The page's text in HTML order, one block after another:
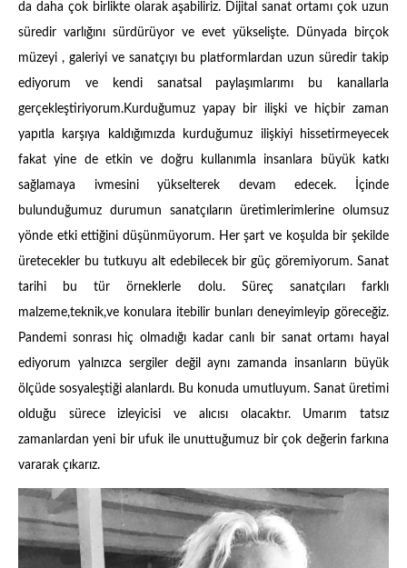
da daha çok birlikte olarak aşabiliriz. Dijital sanat ortamı çok uzun
süredir varlığını sürdürüyor ve evet yükselişte. Dünyada birçok
müzeyi , galeriyi ve sanatçıyı bu platformlardan uzun süredir takip
ediyorum ve kendi sanatsal paylaşımlarımı bu kanallarla
gerçekleştiriyorum.Kurduğumuz yapay bir ilişki ve hiçbir zaman
yapıtla karşıya kaldığımızda kurduğumuz ilişkiyi hissetirmeyecek
fakat yine de etkin ve doğru kullanımla insanlara büyük katkı
sağlamaya ivmesini yükselterek devam edecek. İçinde
bulunduğumuz durumun sanatçıların üretimlerimlerine olumsuz
yönde etki ettiğini düşünmüyorum. Her şart ve koşulda bir şekilde
üretecekler bu tutkuyu alt edebilecek bir güç göremiyorum. Sanat
tarihi bu tür örneklerle dolu. Süreç sanatçıları farklı
malzeme,teknik,ve konulara itebilir bunları deneyimleyip göreceğiz.
Pandemi sonrası hiç olmadığı kadar canlı bir sanat ortamı hayal
ediyorum yalnızca sergiler değil aynı zamanda insanların büyük
ölçüde sosyaleştiği alanlardı. Bu konuda umutluyum. Sanat üretimi
olduğu sürece izleyicisi ve alıcısı olacaktır. Umarım tatsız
zamanlardan yeni bir ufuk ile unuttuğumuz bir çok değerin farkına
vararak çıkarız.